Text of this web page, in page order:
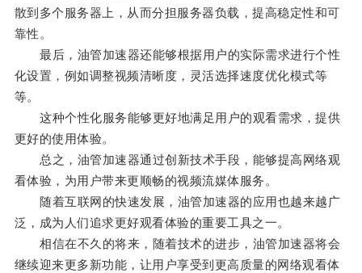
散到多个服务器上，从而分担服务器负载，提高稳定性和可
靠性。
最后，油管加速器还能够根据用户的实际需求进行个性
化设置，例如调整视频清晰度，灵活选择速度优化模式等
等。
这种个性化服务能够更好地满足用户的观看需求，提供
更好的使用体验。
总之，油管加速器通过创新技术手段，能够提高网络观
看体验，为用户带来更顺畅的视频流媒体服务。
随着互联网的快速发展，油管加速器的应用也越来越广
泛，成为人们追求更好观看体验的重要工具之一。
相信在不久的将来，随着技术的进步，油管加速器将会
继续迎来更多新功能，让用户享受到更高质量的网络观看体